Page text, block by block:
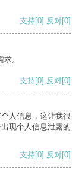
支持[0] 反对[0]
。
支持[0] 反对[0]
人信息，这让我很
现个人信息泄露的
支持[0] 反对[0]